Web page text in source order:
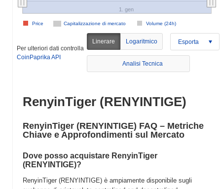
Capitalizzazione di mercato Volume (24h)
Price
1. gen
Per ulteriori dati controlla
CoinPaprika API
Linerare Logaritmico Esporta
Analisi Tecnica
RenyinTiger (RENYINTIGE)
RenyinTiger (RENYINTIGE) FAQ – Metriche
Chiave e Approfondimenti sul Mercato
Dove posso acquistare RenyinTiger
(RENYINTIGE)?
RenyinTiger (RENYINTIGE) è ampiamente disponibile sugli